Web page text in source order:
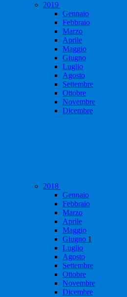
2019
Gennaio
Febbraio
Marzo
Aprile
Maggio
Giugno
Luglio
Agosto
Settembre
Ottobre
Novembre
Dicembre
2018
Gennaio
Febbraio
Marzo
Aprile
Maggio
Giugno 1
Luglio
Agosto
Settembre
Ottobre
Novembre
Dicembre